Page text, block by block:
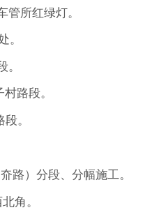
管所红绿灯。
。
路段。
。
路）分段、分幅施工。
角。